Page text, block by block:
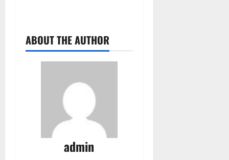
ABOUT THE AUTHOR
admin